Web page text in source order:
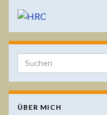
Search for:
ÜBER MICH